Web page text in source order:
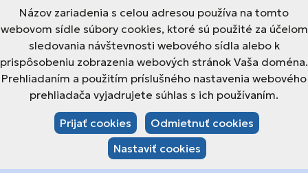
Názov zariadenia s celou adresou používa na tomto
webovom sídle súbory cookies, ktoré sú použité za účelom
sledovania návštevnosti webového sídla alebo k
prispôsobeniu zobrazenia webových stránok Vaša doména.
Prehliadaním a použitím príslušného nastavenia webového
prehliadača vyjadrujete súhlas s ich používaním.
Prijať cookies
Odmietnuť cookies
Nastaviť cookies